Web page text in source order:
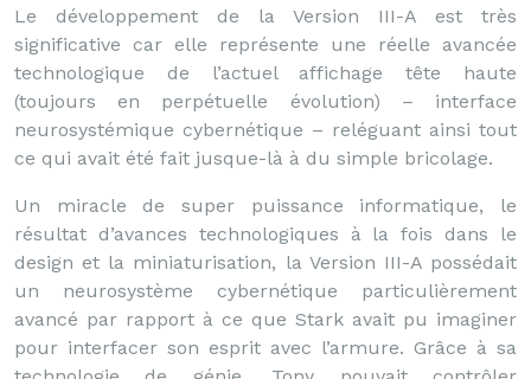
Le développement de la Version III-A est très
significative car elle représente une réelle avancée
technologique de l’actuel affichage tête haute
(toujours en perpétuelle évolution) – interface
neurosystémique cybernétique – reléguant ainsi tout
ce qui avait été fait jusque-là à du simple bricolage.
Un miracle de super puissance informatique, le
résultat d’avances technologiques à la fois dans le
design et la miniaturisation, la Version III-A possédait
un neurosystème cybernétique particulièrement
avancé par rapport à ce que Stark avait pu imaginer
pour interfacer son esprit avec l’armure. Grâce à sa